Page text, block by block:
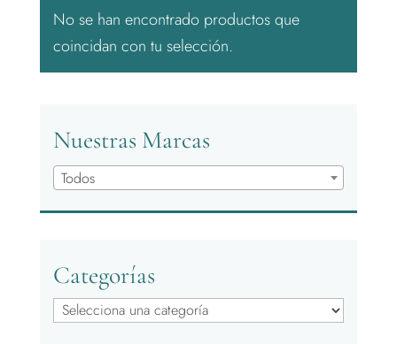
No se han encontrado productos que
coincidan con tu selección.
Nuestras Marcas
Todos
Categorías